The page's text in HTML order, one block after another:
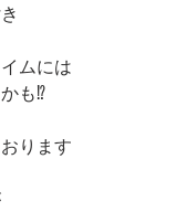
き
ムには
も⁉️
ります